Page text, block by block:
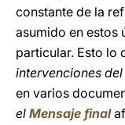
constante de la
asumido en estos
particular. Esto lo
intervenciones
en varios
el Mensaje final